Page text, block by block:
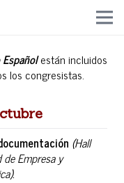
están incluidos
los congresistas.
(Hall
de Empresa y